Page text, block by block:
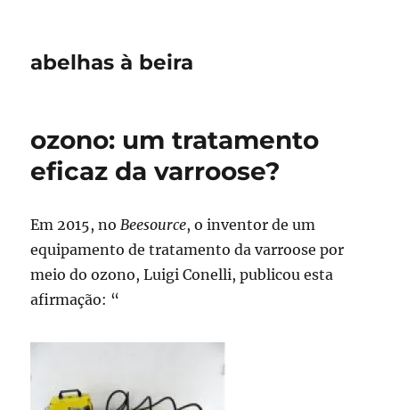
abelhas à beira
ozono: um tratamento
eficaz da varroose?
Em 2015, noBeesource, o inventor de um
equipamento de tratamento da varroose por
meio do ozono, Luigi Conelli, publicou esta
afirmação: “